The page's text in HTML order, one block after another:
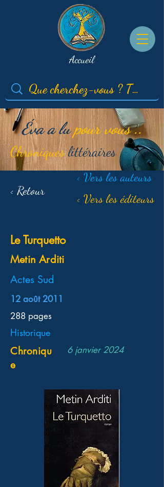
Accueil
Éva a lupour vous ..
Chroniqueslittéraires
< Retour
< Vers les auteurs
< Vers les éditeurs
Le Turquetto
Metin Arditi
Actes Sud
12 août 2011
288 pages
Historique
Chroniqu
e
6 janvier 2024